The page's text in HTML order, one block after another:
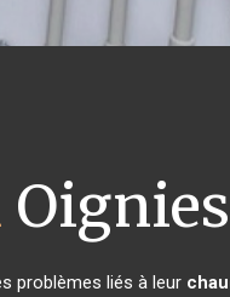
Oignies
problèmes liés à leur